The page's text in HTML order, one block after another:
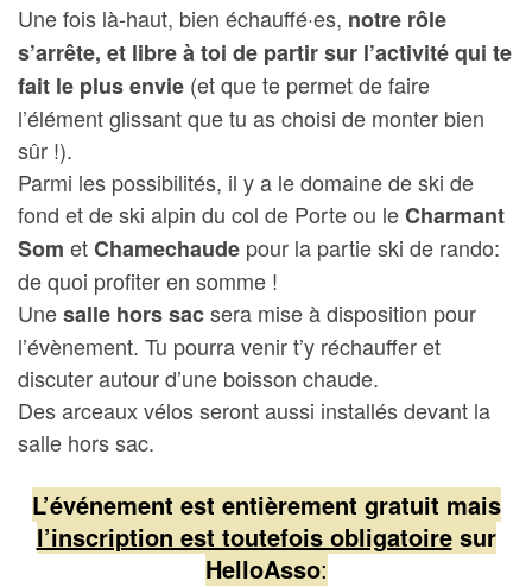
Une fois là-haut, bien échauffé·es, notre rôle
s’arrête, et libre à toi de partir sur l’activité qui te
fait le plus envie (et que te permet de faire
l’élément glissant que tu as choisi de monter bien
sûr !).
Parmi les possibilités, il y a le domaine de ski de
fond et de ski alpin du col de Porte ou leCharmant
Som etChamechaude pour la partie ski de rando:
de quoi profiter en somme !
Unesalle hors sacsera mise à disposition pour
l’évènement. Tu pourra venir t’y réchauffer et
discuter autour d’une boisson chaude.
Des arceaux vélos seront aussi installés devant la
salle hors sac.
L’événement est entièrement gratuit mais
l’inscription est toutefois obligatoiresur
HelloAsso: